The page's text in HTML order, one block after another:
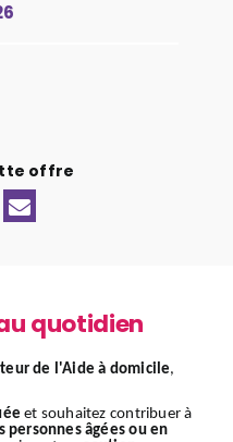
offre
quotidien
de l'Aide à domicile,
et souhaitez contribuer à
âgées ou en